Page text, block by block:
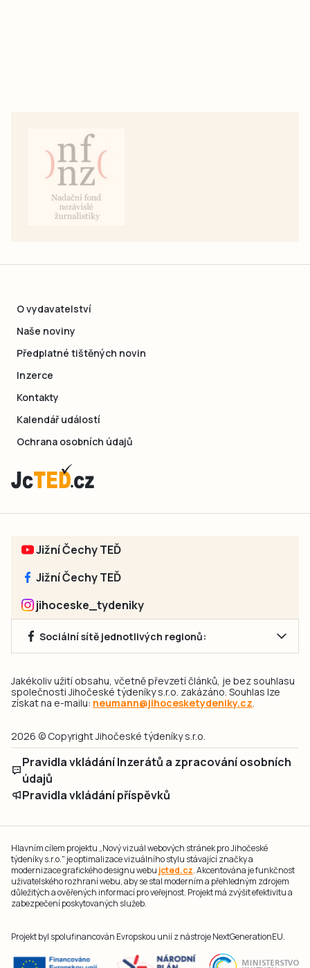
O vydavatelství
Naše noviny
Předplatné tištěných novin
Inzerce
Kontakty
Kalendář událostí
Ochrana osobních údajů
Jižní Čechy TEĎ
Jižní Čechy TEĎ
jihoceske_tydeniky
Sociální sítě jednotlivých regionů:
Jakékoliv užití obsahu, včetně převzetí článků, je bez souhlasu
společnosti Jihočeské týdeníky s.r.o. zakázáno. Souhlas lze
získat na e-mailu: neumann@jihocesketydeniky.cz.
2026 © Copyright Jihočeské týdeníky s.r.o.
Pravidla vkládání Inzerátů a zpracování osobních
údajů
Pravidla vkládání příspěvků
Hlavním cílem projektu „Nový vizuál webových stránek pro Jihočeské
týdeníky s.r.o." je optimalizace vizuálního stylu stávající značky a
modernizace grafického designu webu jcted.cz. Akcentována je funkčnost
uživatelského rozhraní webu, aby se stal moderním a přehledným zdrojem
důležitých a ověřených informací pro veřejnost. Projekt má zvýšit efektivitu a
zabezpečení poskytovaných služeb.
Projekt byl spolufinancován Evropskou unií z nástroje NextGenerationEU.